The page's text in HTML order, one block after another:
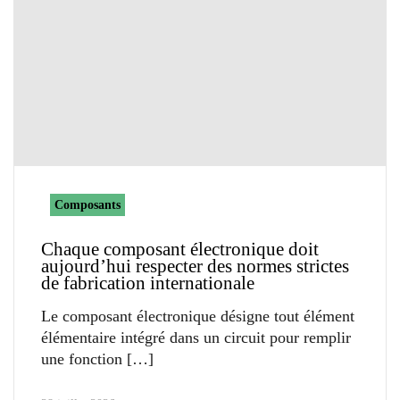
Composants
Chaque composant électronique doit
aujourd’hui respecter des normes strictes
de fabrication internationale
Le composant électronique désigne tout élément
élémentaire intégré dans un circuit pour remplir
une fonction